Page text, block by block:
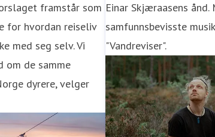
framstår som
for hvordan reiseliv
med seg selv. Vi
om de samme
dyrere, velger
Einar Skjæraasens
samfunnsbevisste
"Vandreviser".